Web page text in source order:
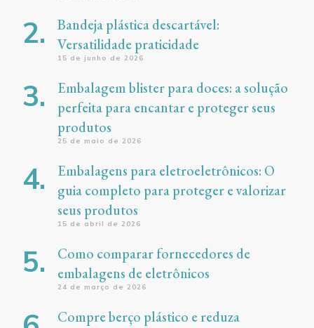
Bandeja plástica descartável:
Versatilidade praticidade
15 de junho de 2026
Embalagem blister para doces: a solução
perfeita para encantar e proteger seus
produtos
25 de maio de 2026
Embalagens para eletroeletrônicos: O
guia completo para proteger e valorizar
seus produtos
15 de abril de 2026
Como comparar fornecedores de
embalagens de eletrônicos
24 de março de 2026
Compre berço plástico e reduza